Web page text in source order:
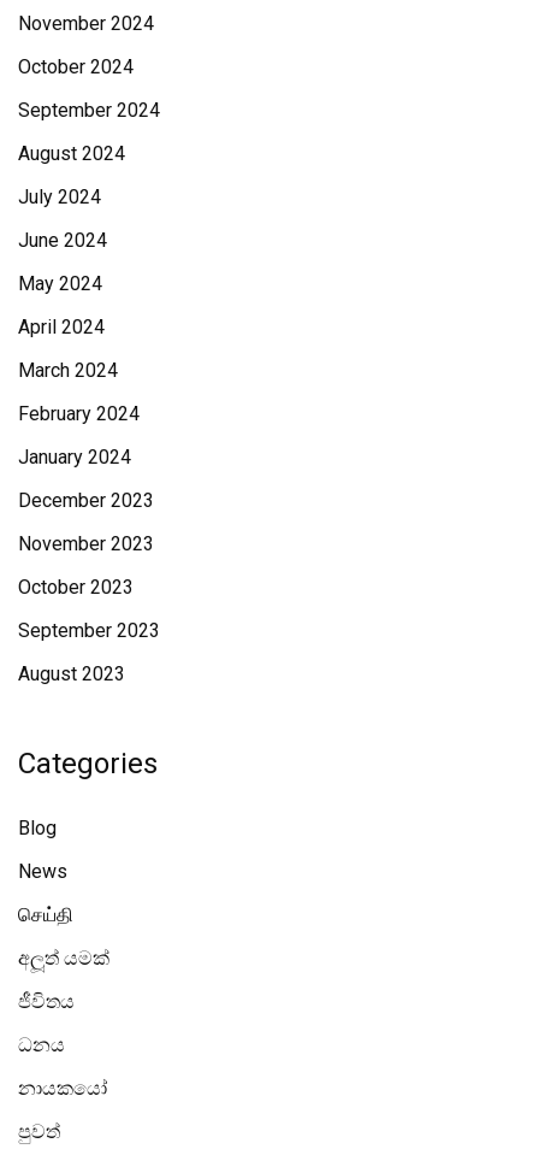
November 2024
October 2024
September 2024
August 2024
July 2024
June 2024
May 2024
April 2024
March 2024
February 2024
January 2024
December 2023
November 2023
October 2023
September 2023
August 2023
Categories
Blog
News
செய்தி
අලූත් යමක්
ජීවිතය
ධනය
නායකයෝ
පුවත්